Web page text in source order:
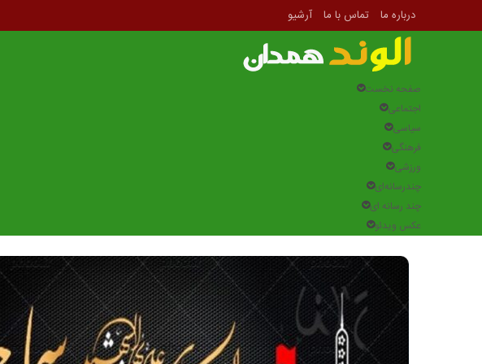
درباره ما تماس با ما آرشیو
صفحه نخست
اجتماعی
سیاسی
فرهنگی
ورزشی
چندرسانه‌ای
چند رسانه ای
عکس ویدئو